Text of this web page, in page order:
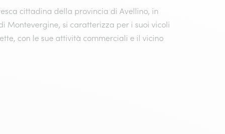
cittadina della provincia di Avellino, in
Montevergine, si caratterizza per i suoi vicoli
con le sue attività commerciali e il vicino